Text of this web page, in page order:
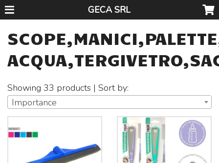
GECA SRL
Showing 33 products | Sort by:
Importance